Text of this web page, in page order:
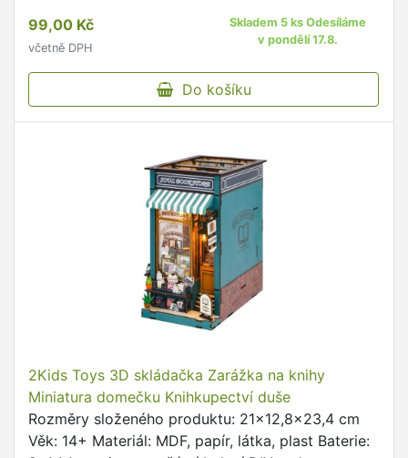
99,00 Kč
včetně DPH
Skladem 5 ks Odesíláme
v pondělí 17.8.
Do košíku
2Kids Toys 3D skládačka Zarážka na knihy
Miniatura domečku Knihkupectví duše
Rozměry složeného produktu: 21x12,8x23,4 cm
Věk: 14+ Materiál: MDF, papír, látka, plast Baterie: